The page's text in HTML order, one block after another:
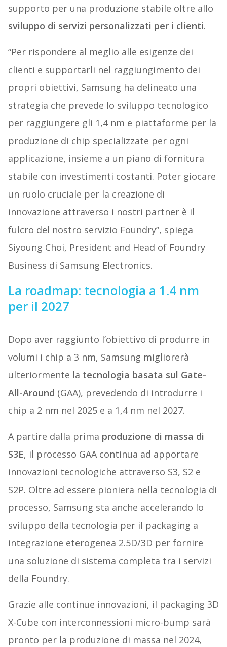
supporto per una produzione stabile oltre allo
sviluppo di servizi personalizzati per i clienti.
“Per rispondere al meglio alle esigenze dei
clienti e supportarli nel raggiungimento dei
propri obiettivi, Samsung ha delineato una
strategia che prevede lo sviluppo tecnologico
per raggiungere gli 1,4 nm e piattaforme per la
produzione di chip specializzate per ogni
applicazione, insieme a un piano di fornitura
stabile con investimenti costanti. Poter giocare
un ruolo cruciale per la creazione di
innovazione attraverso i nostri partner è il
fulcro del nostro servizio Foundry”, spiega
Siyoung Choi, President and Head of Foundry
Business di Samsung Electronics.
La roadmap: tecnologia a 1.4 nm
per il 2027
Dopo aver raggiunto l’obiettivo di produrre in
volumi i chip a 3 nm, Samsung migliorerà
ulteriormente la tecnologia basata sul Gate-
All-Around (GAA), prevedendo di introdurre i
chip a 2 nm nel 2025 e a 1,4 nm nel 2027.
A partire dalla prima produzione di massa di
S3E, il processo GAA continua ad apportare
innovazioni tecnologiche attraverso S3, S2 e
S2P. Oltre ad essere pioniera nella tecnologia di
processo, Samsung sta anche accelerando lo
sviluppo della tecnologia per il packaging a
integrazione eterogenea 2.5D/3D per fornire
una soluzione di sistema completa tra i servizi
della Foundry.
Grazie alle continue innovazioni, il packaging 3D
X-Cube con interconnessioni micro-bump sarà
pronto per la produzione di massa nel 2024,